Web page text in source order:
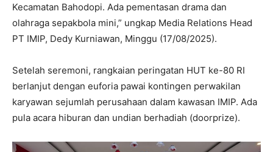
Kecamatan Bahodopi. Ada pementasan drama dan
olahraga sepakbola mini,” ungkap Media Relations Head
PT IMIP, Dedy Kurniawan, Minggu (17/08/2025).
Setelah seremoni, rangkaian peringatan HUT ke-80 RI
berlanjut dengan euforia pawai kontingen perwakilan
karyawan sejumlah perusahaan dalam kawasan IMIP. Ada
pula acara hiburan dan undian berhadiah (doorprize).